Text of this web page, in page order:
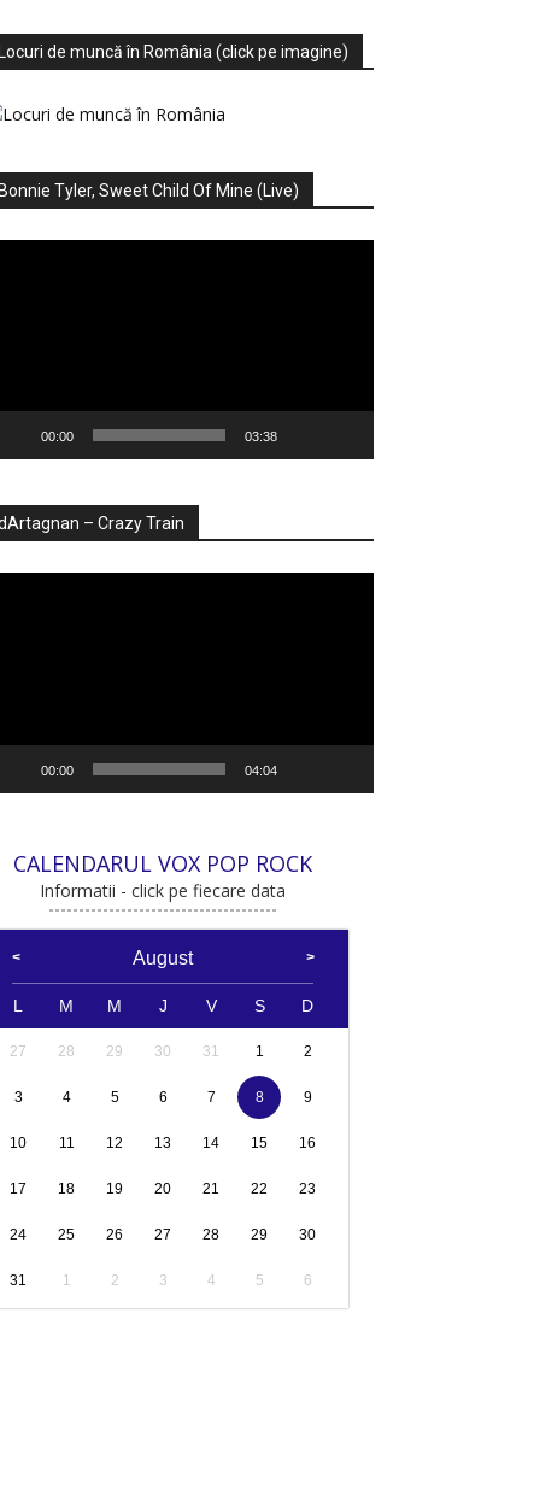
Locuri de muncă în România (click pe imagine)
Bonnie Tyler, Sweet Child Of Mine (Live)
00:00 03:38
– Crazy Train
00:00 04:04
CALENDARUL VOX POP ROCK
Informatii - click pe fiecare data
August
L M M J V S D
27 28 29 30 31 1 2
3 4 5 6 7 8 9
10 11 12 13 14 15 16
17 18 19 20 21 22 23
24 25 26 27 28 29 30
31 1 2 3 4 5 6